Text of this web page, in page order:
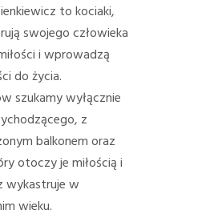
to kociaki,
swojego człowieka
i wprowadzą
do życia.
szukamy wyłącznie
z
balkonem oraz
otoczy je miłością i
wykastruje w
wieku.